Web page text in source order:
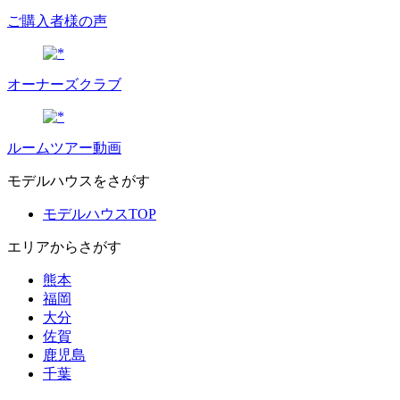
ご購入者様の声
オーナーズクラブ
ルームツアー動画
モデルハウスをさがす
モデルハウスTOP
エリアからさがす
熊本
福岡
大分
佐賀
鹿児島
千葉